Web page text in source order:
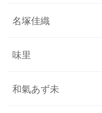
名塚佳織
味里
和氣あず未